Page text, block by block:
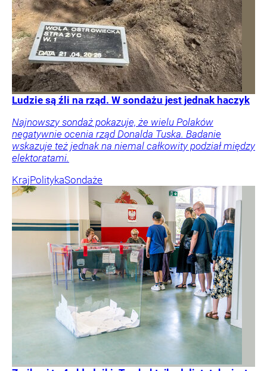
Ludzie są źli na rząd. W sondażu jest jednak haczyk
Najnowszy sondaż pokazuje, że wielu Polaków
negatywnie ocenia rząd Donalda Tuska. Badanie
wskazuje też jednak na niemal całkowity podział między
elektoratami.
KrajPolitykaSondaże